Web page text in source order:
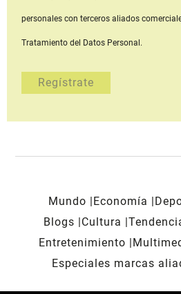
personales con terceros aliados
Tratamiento del Datos Personal.
Mundo Economía
Blogs
Cultura
Entretenimiento
Especiales marcas